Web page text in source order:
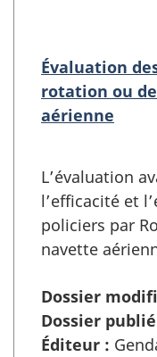
Évaluation
rotation ou
aérienne
L’évaluation
l’efficacité et
policiers par
navette
Dossier
Dossier
Éditeur :